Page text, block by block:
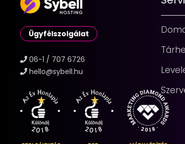
Ügyfélszolgálat
06-1 / 707 6726
hello@sybell.hu